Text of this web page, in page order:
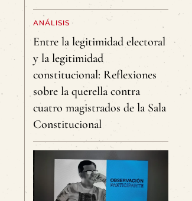
ANÁLISIS
Entre la legitimidad electoral
y la legitimidad
constitucional: Reflexiones
sobre la querella contra
cuatro magistrados de la Sala
Constitucional